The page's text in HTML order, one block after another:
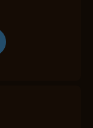
en milieu